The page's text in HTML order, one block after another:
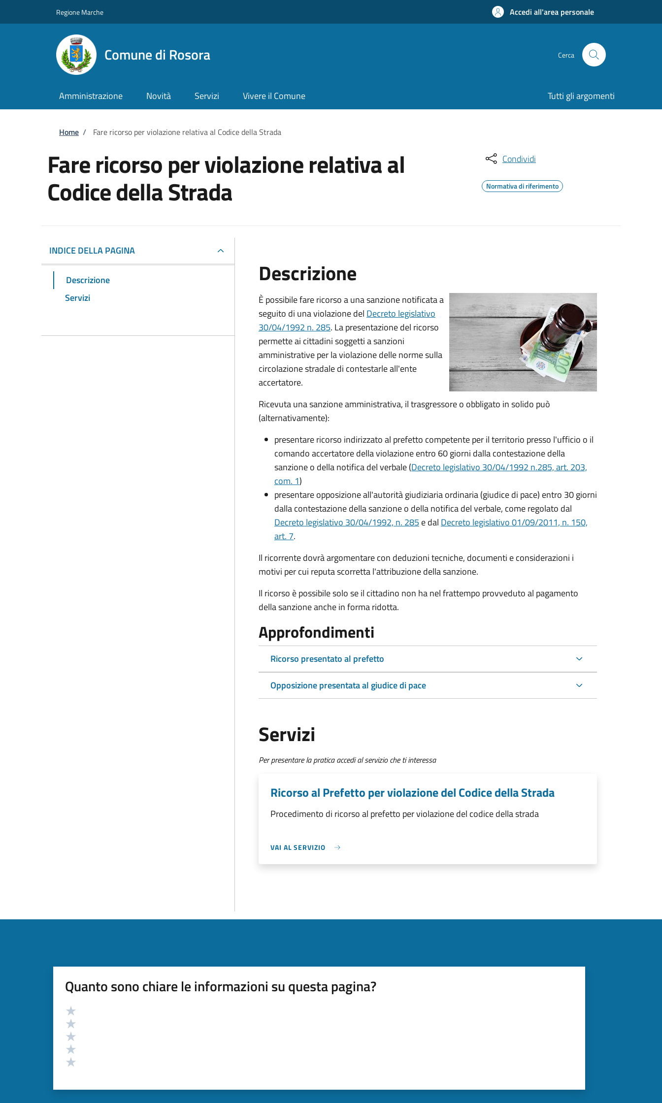
Regione Marche Accedi all'area personale
Comune di Rosora Cerca
Amministrazione Novità Servizi Vivere il Comune Tutti gli argomenti
Briciole di pane
Home / Fare ricorso per violazione relativa al Codice della Strada
Fare ricorso per violazione relativa al
Codice della Strada
Condividi
Normativa di riferimento
INDICE DELLA PAGINA
Descrizione
Servizi
Descrizione
È possibile fare ricorso a una sanzione notificata a
seguito di una violazione del Decreto legislativo
30/04/1992 n. 285. La presentazione del ricorso
permette ai cittadini soggetti a sanzioni
amministrative per la violazione delle norme sulla
circolazione stradale di contestarle all'ente
accertatore.
Ricevuta una sanzione amministrativa, il trasgressore o obbligato in solido può
(alternativamente):
presentare ricorso indirizzato al prefetto competente per il territorio presso l'ufficio o il
comando accertatore della violazione entro 60 giorni dalla contestazione della
sanzione o della notifica del verbale (Decreto legislativo 30/04/1992 n.285, art. 203,
com. 1)
presentare opposizione all'autorità giudiziaria ordinaria (giudice di pace) entro 30 giorni
dalla contestazione della sanzione o della notifica del verbale, come regolato dal
Decreto legislativo 30/04/1992, n. 285 e dal Decreto legislativo 01/09/2011, n. 150,
art. 7.
Il ricorrente dovrà argomentare con deduzioni tecniche, documenti e considerazioni i
motivi per cui reputa scorretta l'attribuzione della sanzione.
Il ricorso è possibile solo se il cittadino non ha nel frattempo provveduto al pagamento
della sanzione anche in forma ridotta.
Approfondimenti
Ricorso presentato al prefetto
Opposizione presentata al giudice di pace
Servizi
Per presentare la pratica accedi al servizio che ti interessa
Ricorso al Prefetto per violazione del Codice della Strada
Procedimento di ricorso al prefetto per violazione del codice della strada
VAI AL SERVIZIO
Quanto sono chiare le informazioni su questa pagina?
Valutazione